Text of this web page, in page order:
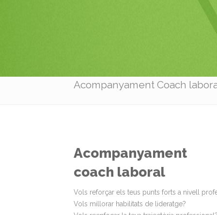
Acompanyament Coach
Acompanyament
coach laboral
Vols reforçar els teus punts forts a nivell
Vols millorar habilitats de lideratge?